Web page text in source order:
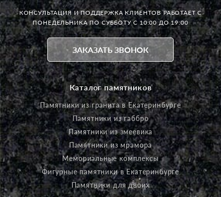
КОНСУЛЬТАЦИЯ И ПОДДЕРЖКА КЛИЕНТОВ РАБОТАЕТС
ПОНЕДЕЛЬНИКА ПО СУББОТУ С 10:00 ДО 19:00
ЗАКАЗАТЬ ЗВОНОК
Каталог памятников
Памятники из гранита в Екатеринбурге
Памятники из габбро
Памятники из змеевика
Памятники из мрамора
Мемориальные комплексы
Фигурные памятники в Екатеринбурге
Памятники для двоих